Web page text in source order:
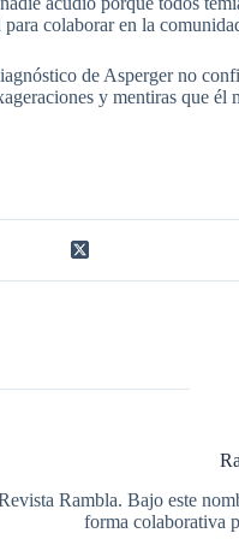
colaborar en la
de Asperger no
y mentiras que
Rambla. Bajo este
forma colaborativa